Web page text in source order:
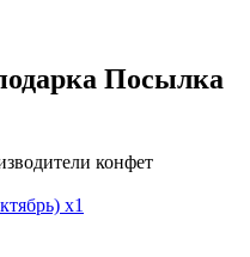
Посылка
конфет
x1